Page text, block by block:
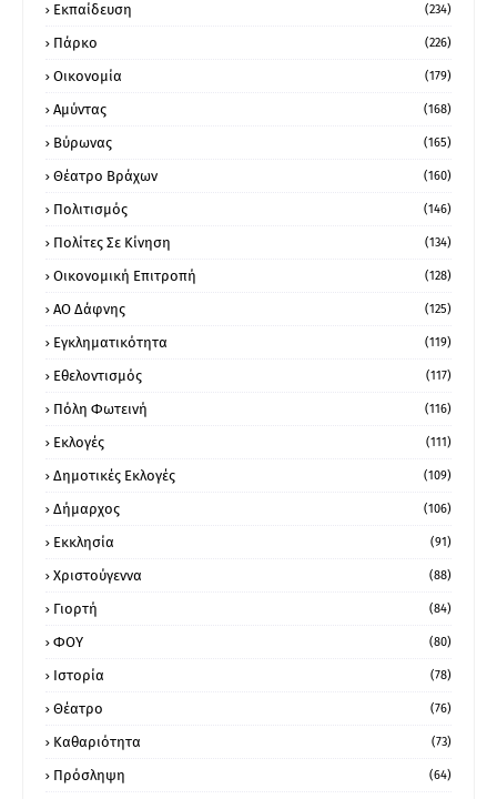
Εκπαίδευση (234)
Πάρκο (226)
Οικονομία (179)
Αμύντας (168)
Βύρωνας (165)
Θέατρο Βράχων (160)
Πολιτισμός (146)
Πολίτες Σε Κίνηση (134)
Οικονομική Επιτροπή (128)
ΑΟ Δάφνης (125)
Εγκληματικότητα (119)
Εθελοντισμός (117)
Πόλη Φωτεινή (116)
Εκλογές (111)
Δημοτικές Εκλογές (109)
Δήμαρχος (106)
Εκκλησία (91)
Χριστούγεννα (88)
Γιορτή (84)
ΦΟΥ (80)
Ιστορία (78)
Θέατρο (76)
Καθαριότητα (73)
Πρόσληψη (64)